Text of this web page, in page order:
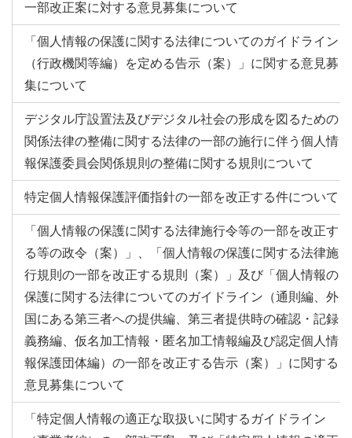
一部改正案に対する意見募集について
「個人情報の保護に関する法律についてのガイドライン
（行政機関等編）を定める告示（案）」に関する意見募
集について
デジタル庁設置法及びデジタル社会の形成を図るための
関係法律の整備に関する法律の一部の施行に伴う個人情
報保護委員会関係規則の整備に関する規則について
特定個人情報保護評価指針の一部を改正する件について
「個人情報の保護に関する法律施行令等の一部を改正す
る等の政令（案）」、「個人情報の保護に関する法律施
行規則の一部を改正する規則（案）」及び「個人情報の
保護に関する法律についてのガイドライン（通則編、外
国にある第三者への提供編、第三者提供時の確認・記録
義務編、仮名加工情報・匿名加工情報編及び認定個人情
報保護団体編）の一部を改正する告示（案）」に関する
意見募集について
「特定個人情報の適正な取扱いに関するガイドライン